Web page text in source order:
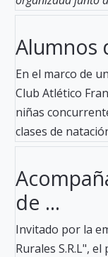
Alumnos
En el marco de
Club Atlético
niñas
clases de
de ...
Invitado por la
Rurales S.R.L",